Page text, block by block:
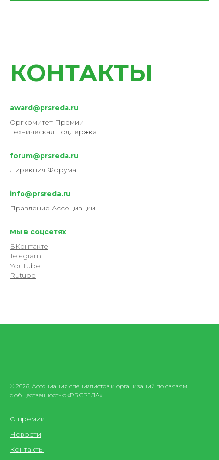
КОНТАКТЫ
award@prsreda.ru
Оргкомитет Премии
Техническая поддержка
forum@prsreda.ru
Дирекция Форума
info@prsreda.ru
Правление Ассоциации
Мы в соцсетях
ВКонтакте
Telegram
YouTube
Rutube
© 2026, Ассоциация специалистов и организаций по связям
с общественностью «PRСРЕДА»
О премии
Новости
Контакты